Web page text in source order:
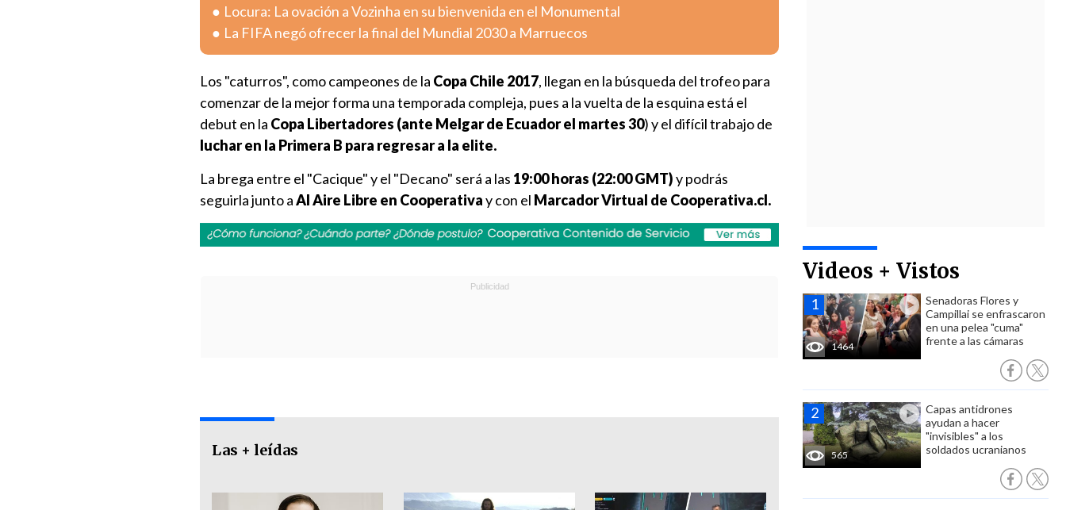
Videos + Vistos
1464
Senadoras Flores y
Campillai se enfrascaron
en una pelea "cuma"
frente a las cámaras
565
Capas antidrones
ayudan a hacer
"invisibles" a los
soldados ucranianos
Locura: La ovación a Vozinha en su bienvenida en el Monumental
La FIFA negó ofrecer la final del Mundial 2030 a Marruecos
Los "caturros", como campeones de la Copa Chile 2017, llegan en la búsqueda del trofeo para
comenzar de la mejor forma una temporada compleja, pues a la vuelta de la esquina está el
debut en la Copa Libertadores (ante Melgar de Ecuador el martes 30) y el difícil trabajo de
luchar en la Primera B para regresar a la elite.
La brega entre el "Cacique" y el "Decano" será a las 19:00 horas (22:00 GMT)y podrás
seguirla junto aAl Aire Libre en Cooperativay con el Marcador Virtual de Cooperativa.cl.
Las + leídas